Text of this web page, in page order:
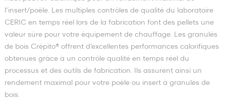
l’insert/poêle. Les multiples contrôles de qualité du laboratoire
CERIC en temps réel lors de la fabrication font des pellets une
valeur sûre pour votre équipement de chauffage. Les granulés
de bois Crépito® offrent d’excellentes performances calorifiques
obtenues grâce à un contrôle qualité en temps réel du
processus et des outils de fabrication. Ils assurent ainsi un
rendement maximal pour votre poêle ou insert à granulés de
bois.